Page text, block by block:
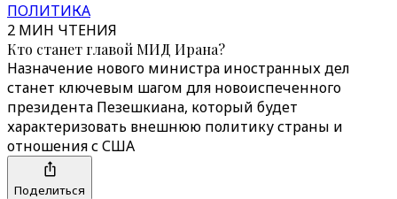
ПОЛИТИКА
2 МИН ЧТЕНИЯ
Кто станет главой МИД Ирана?
Назначение нового министра иностранных дел
станет ключевым шагом для новоиспеченного
президента Пезешкиана, который будет
характеризовать внешнюю политику страны и
отношения с США
Поделиться